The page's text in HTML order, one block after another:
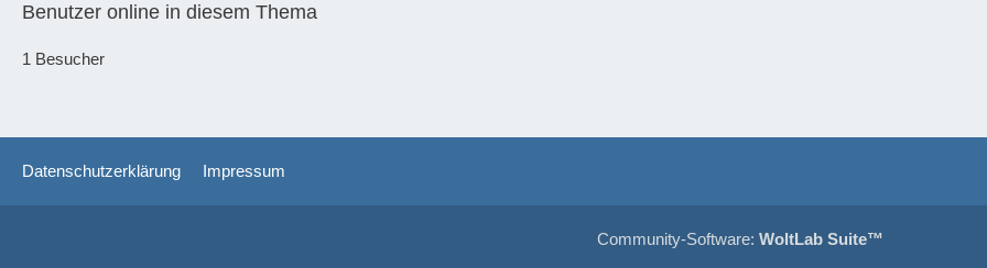
Benutzer online in diesem Thema
1 Besucher
Datenschutzerklärung Impressum
Community-Software: WoltLab Suite™